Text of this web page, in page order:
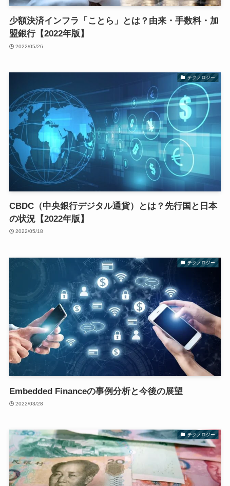
少額決済インフラ「ことら」とは？由来・手数料・加
盟銀行【2022年版】
2022/05/26
テクノロジー
CBDC（中央銀行デジタル通貨）とは？先行国と日本
の状況【2022年版】
2022/05/18
テクノロジー
Embedded Financeの事例分析と今後の展望
2022/03/28
テクノロジー